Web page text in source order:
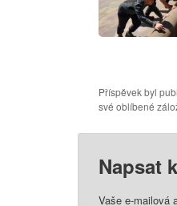
Příspěvek byl
své oblíbené
Napsat
Vaše e-mailová